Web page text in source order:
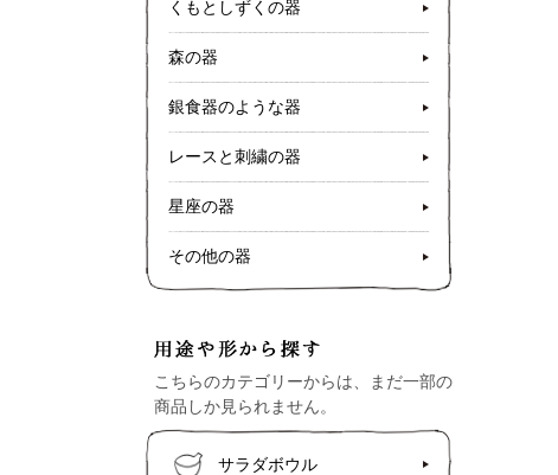
くもとしずくの器
森の器
銀食器のような器
レースと刺繍の器
星座の器
その他の器
こちらのカテゴリーからは、まだ一部の
商品しか見られません。
サラダボウル